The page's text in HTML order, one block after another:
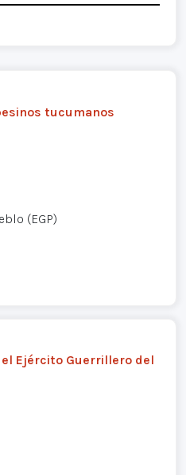
tucumanos
(EGP)
Ejército Guerrillero del